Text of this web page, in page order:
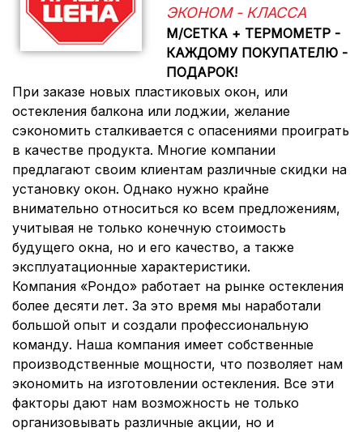
ЭКОНОМ - КЛАССА
М/СЕТКА + ТЕРМОМЕТР -
КАЖДОМУ ПОКУПАТЕЛЮ -
ПОДАРОК!
При заказе новых пластиковых окон, или
остекления балкона или лоджии, желание
сэкономить сталкивается с опасениями проиграть
в качестве продукта. Многие компании
предлагают своим клиентам различные скидки на
установку окон. Однако нужно крайне
внимательно относиться ко всем предложениям,
учитывая не только конечную стоимость
будущего окна, но и его качество, а также
эксплуатационные характеристики.
Компания «Рондо» работает на рынке остекления
более десяти лет. За это время мы наработали
большой опыт и создали профессиональную
команду. Наша компания имеет собственные
производственные мощности, что позволяет нам
экономить на изготовлении остекления. Все эти
факторы дают нам возможность не только
организовывать различные акции, но и